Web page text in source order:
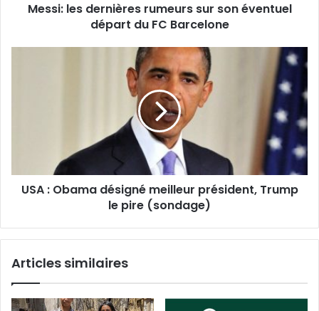
Messi: les dernières rumeurs sur son éventuel
départ du FC Barcelone
USA : Obama désigné meilleur président, Trump
le pire (sondage)
Articles similaires